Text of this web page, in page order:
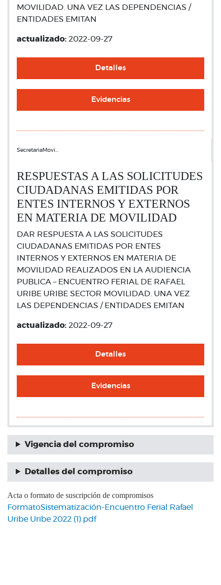
MOVILIDAD. UNA VEZ LAS DEPENDENCIAS /
ENTIDADES EMITAN
actualizado: 2022-09-27
Detalles
Evidencias
SecretariaMovi…
RESPUESTAS A LAS SOLICITUDES
CIUDADANAS EMITIDAS POR
ENTES INTERNOS Y EXTERNOS
EN MATERIA DE MOVILIDAD
DAR RESPUESTA A LAS SOLICITUDES
CIUDADANAS EMITIDAS POR ENTES
INTERNOS Y EXTERNOS EN MATERIA DE
MOVILIDAD REALIZADOS EN LA AUDIENCIA
PUBLICA – ENCUENTRO FERIAL DE RAFAEL
URIBE URIBE SECTOR MOVILIDAD. UNA VEZ
LAS DEPENDENCIAS / ENTIDADES EMITAN
actualizado: 2022-09-27
Detalles
Evidencias
Vigencia del compromiso
Detalles del compromiso
Acta o formato de suscripción de compromisos
FormatoSistematización-Encuentro Ferial Rafael
Uribe Uribe 2022 (1).pdf